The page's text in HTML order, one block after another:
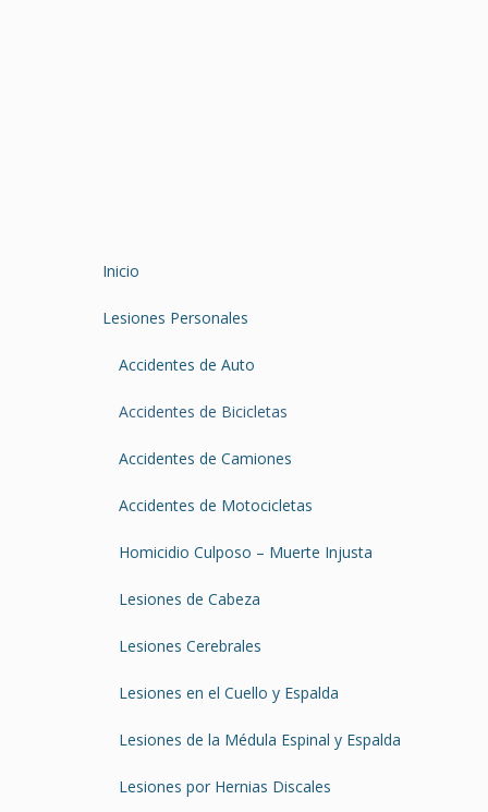
Inicio
Lesiones Personales
Accidentes de Auto
Accidentes de Bicicletas
Accidentes de Camiones
Accidentes de Motocicletas
Homicidio Culposo – Muerte Injusta
Lesiones de Cabeza
Lesiones Cerebrales
Lesiones en el Cuello y Espalda
Lesiones de la Médula Espinal y Espalda
Lesiones por Hernias Discales